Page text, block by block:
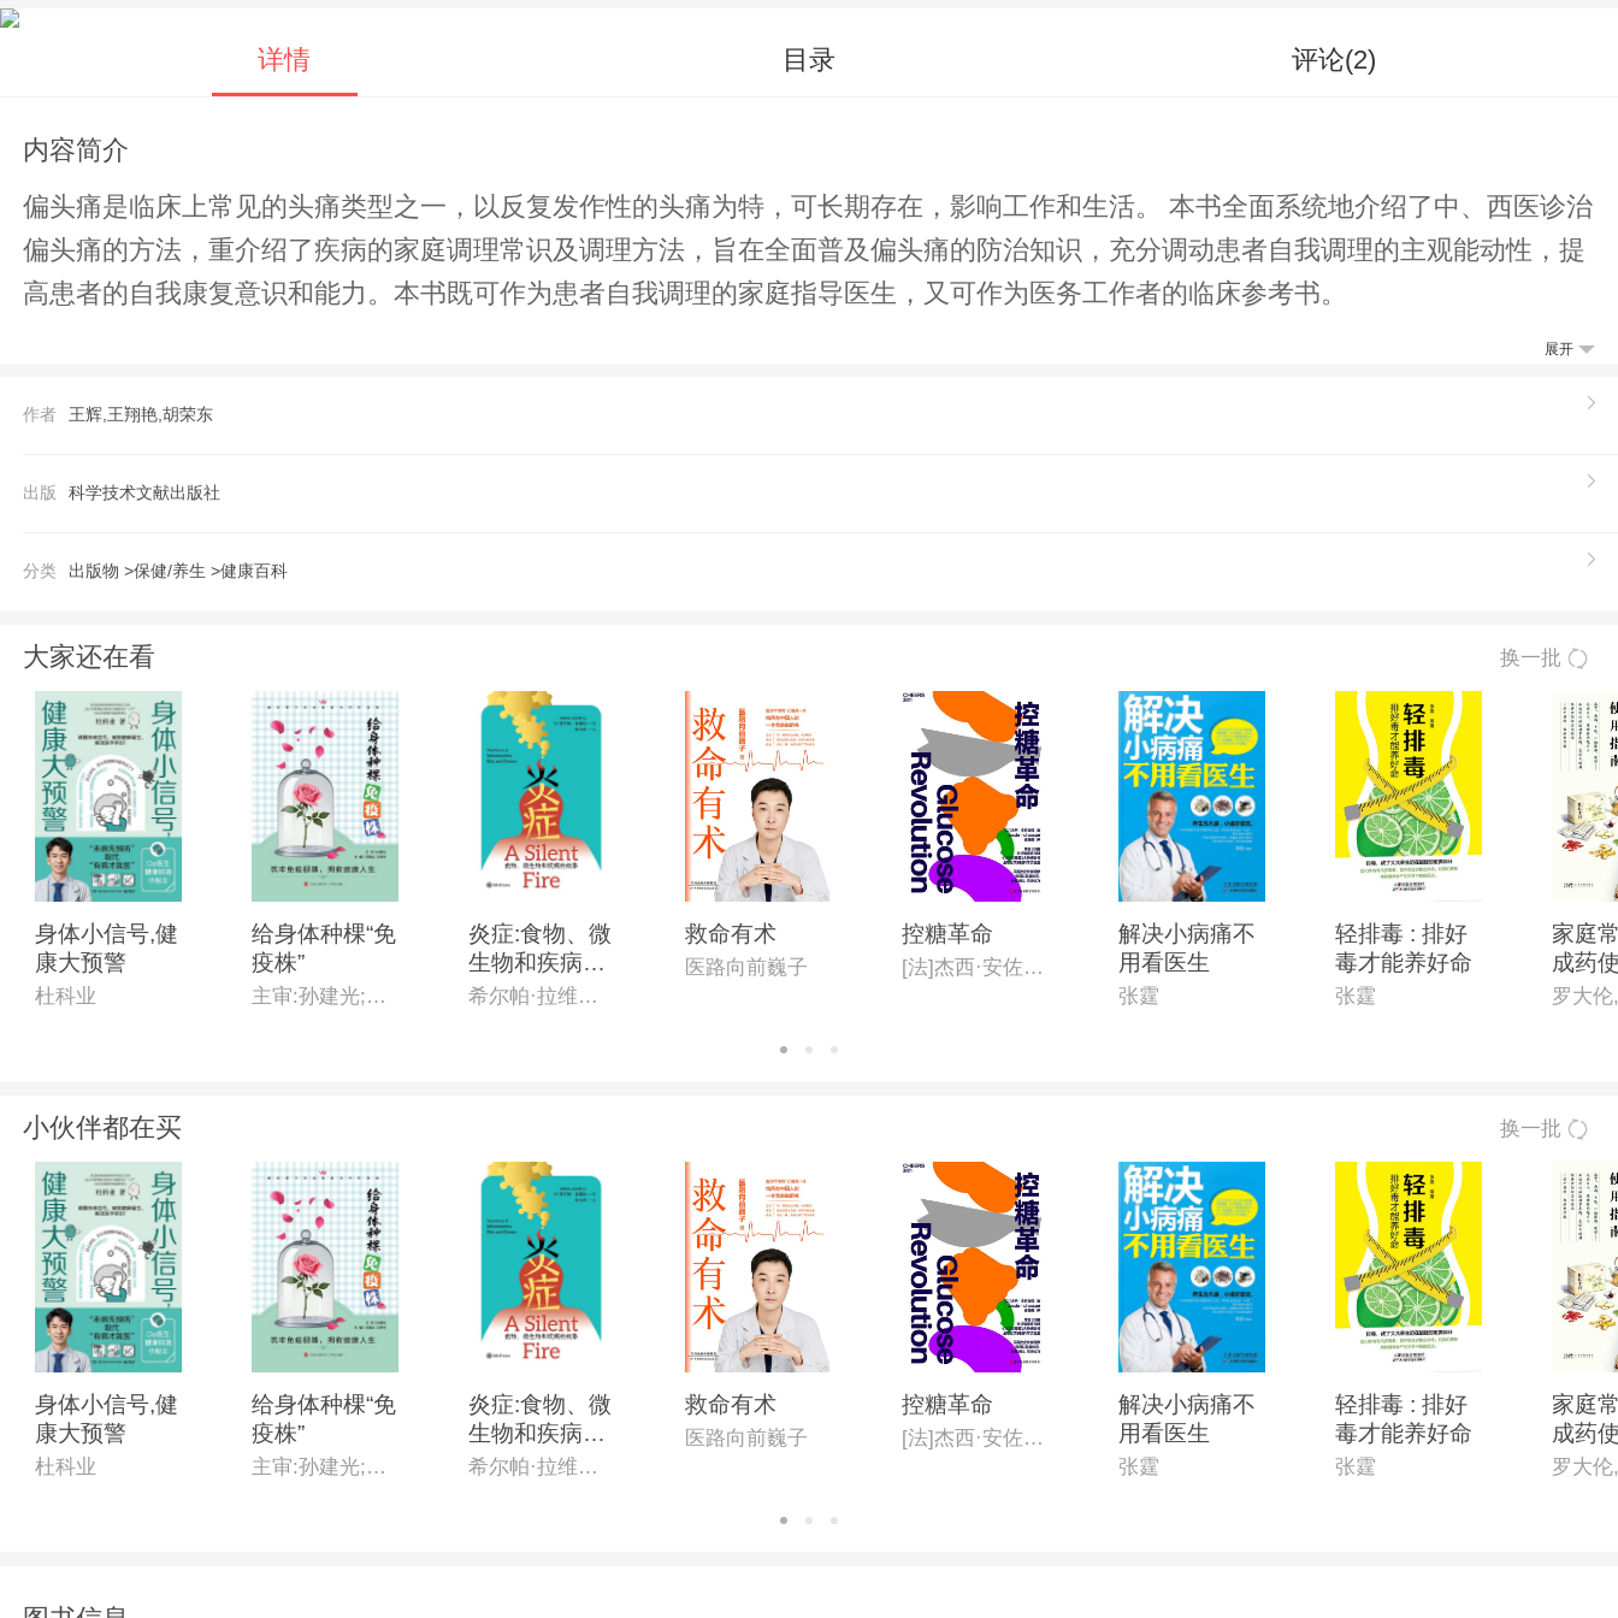
详情 目录 评论(2)
内容简介
偏头痛是临床上常见的头痛类型之一，以反复发作性的头痛为特，可长期存在，影响工作和生活。 本书全面系统地介绍了中、西医诊治
偏头痛的方法，重介绍了疾病的家庭调理常识及调理方法，旨在全面普及偏头痛的防治知识，充分调动患者自我调理的主观能动性，提
高患者的自我康复意识和能力。本书既可作为患者自我调理的家庭指导医生，又可作为医务工作者的临床参考书。
展开
作者 王辉,王翔艳,胡荣东
出版 科学技术文献出版社
分类 出版物 >保健/养生 >健康百科
大家还在看 换一批
身体小信号,健
康大预警
杜科业
给身体种棵“免
疫株”
主审:孙建光;主编:宋明全,王秀玲
炎症:食物、微
生物和疾病的
故事
希尔帕·拉维拉(Shilpa Ravella)
救命有术
医路向前巍子
控糖革命
[法]杰西·安佐斯佩(Jessie Inchauspé)
解决小病痛不
用看医生
张霆
轻排毒 : 排好
毒才能养好命
张霆
家庭
成药
罗大
小伙伴都在买 换一批
身体小信号,健
康大预警
杜科业
给身体种棵“免
疫株”
主审:孙建光;主编:宋明全,王秀玲
炎症:食物、微
生物和疾病的
故事
希尔帕·拉维拉(Shilpa Ravella)
救命有术
医路向前巍子
控糖革命
[法]杰西·安佐斯佩(Jessie Inchauspé)
解决小病痛不
用看医生
张霆
轻排毒 : 排好
毒才能养好命
张霆
家庭
成药
罗大